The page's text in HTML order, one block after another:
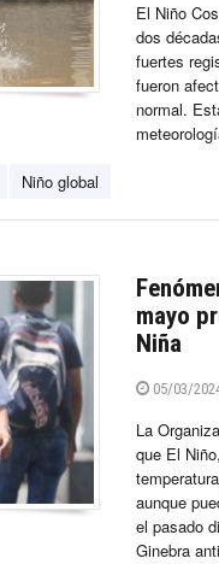
El Niño
dos
fuertes
fueron
normal.
Niño global
mayo
Niña
05/03/
La
que El
aunque
el pasado
Ginebra